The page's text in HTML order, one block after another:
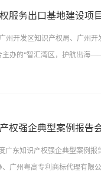
带来权威解读与实战经验，
展。活动通知具体如下：组织
主题守护创新价值：商标保
：广州粤高专利商标代理有限
成功后将有工作人员与您联
服务出口基地建设项
州开发区知识产权局、广州
主办的“智汇湾区，护航出海
构以及出海型企业嘉宾共80余
出口基地建设成效显著，多措
全省首个国际知识产权服务
路）”、东盟专利审查合作计
权强企典型案例报告
广东知识产权强企典型案例
广州粤高专利商标代理有限